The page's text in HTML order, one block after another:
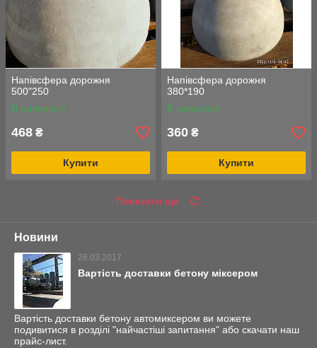
Напівсфера дорожня
500"250
В наявності
468 ₴
Купити
Напівсфера дорожня
380*190
В наявності
360 ₴
Купити
Показати ще
Новини
26.03.2017
Вартість доставки бетону міксером
Вартість доставки бетону автомиксером ви можете
подивитися в розділі "найчастіші запитання" або скачати наш
прайс-лист.